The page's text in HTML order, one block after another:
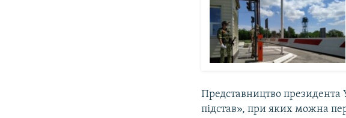
Представництво
підстав», при яких можна